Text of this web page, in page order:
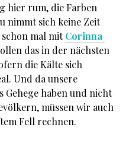
hier rum, die Farben
nimmt sich keine Zeit
mal mitCorinna
das in der nächsten
die Kälte sich
Und da unsere
Gehege haben und nicht
müssen wir auch
Fell rechnen.